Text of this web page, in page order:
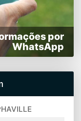
por
WhatsApp